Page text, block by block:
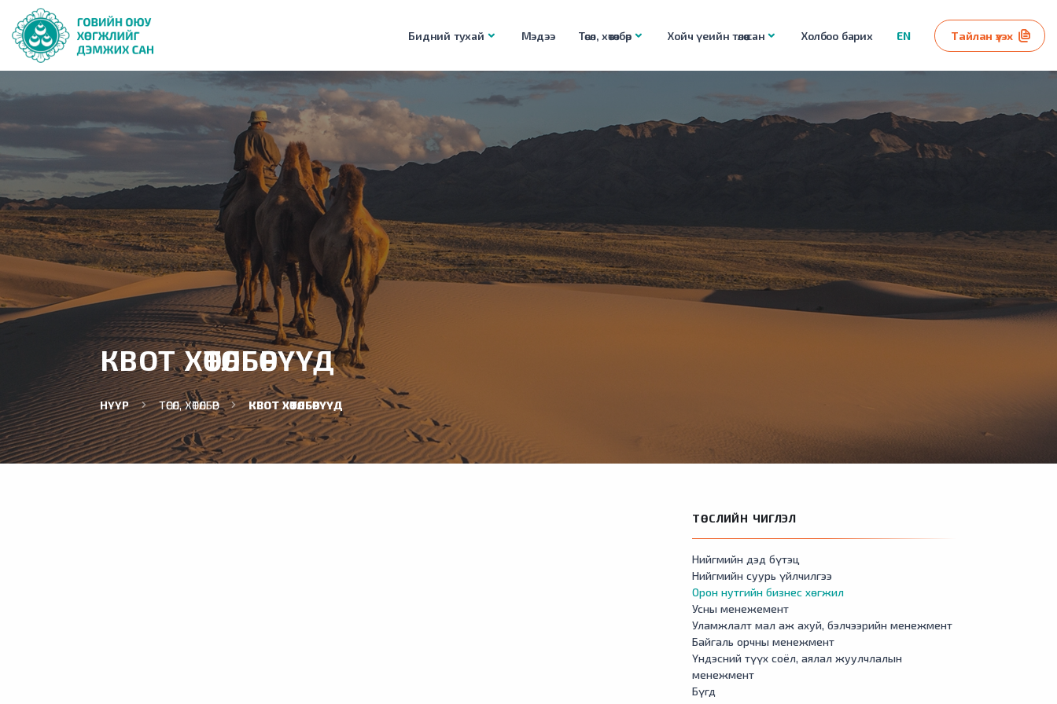
Бидний тухай Мэдээ Төсөл, хөтөлбөр Хойч үеийн төлөө сан Холбоо барих EN Тайлан үзэх
КВОТ ХӨТӨЛБӨРҮҮД
НҮҮР ТӨСӨЛ, ХӨТӨЛБӨР КВОТ ХӨТӨЛБӨРҮҮД
ТӨСЛИЙН ЧИГЛЭЛ
Нийгмийн дэд бүтэц
Нийгмийн суурь үйлчилгээ
Орон нутгийн бизнес хөгжил
Усны менежемент
Уламжлалт мал аж ахуй, бэлчээрийн менежмент
Байгаль орчны менежмент
Үндэсний түүх соёл, аялал жуулчлалын
менежмент
Бүгд